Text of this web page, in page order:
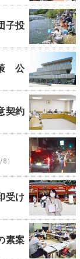
子投
公
契約
8）
受け
素案